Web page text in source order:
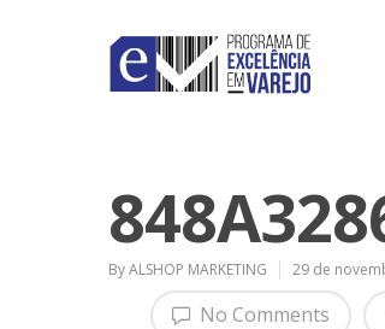
ByALSHOP MARKETING 29 de
No Comments